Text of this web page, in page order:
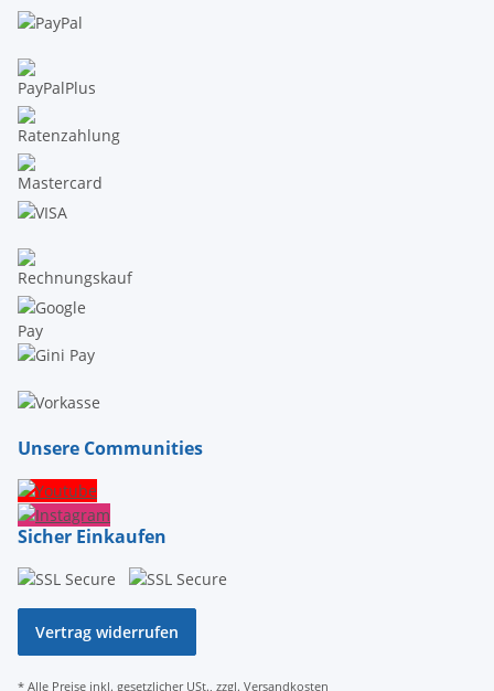
Unsere Communities
Sicher Einkaufen
Vertrag widerrufen
* Alle Preise inkl. gesetzlicher USt., zzgl. Versandkosten